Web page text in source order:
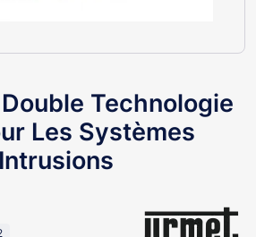
Technologie
Les Systèmes
Intrusions